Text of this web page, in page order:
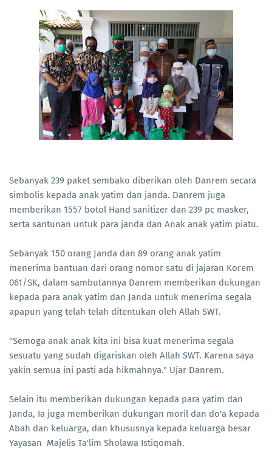
Sebanyak 239 paket sembako diberikan oleh Danrem secara
simbolis kepada anak yatim dan janda. Danrem juga
memberikan 1557 botol Hand sanitizer dan 239 pc masker,
serta santunan untuk para janda dan Anak anak yatim piatu.
Sebanyak 150 orang Janda dan 89 orang anak yatim
menerima bantuan dari orang nomor satu di jajaran Korem
061/SK, dalam sambutannya Danrem memberikan dukungan
kepada para anak yatim dan Janda untuk menerima segala
apapun yang telah telah ditentukan oleh Allah SWT.
"Semoga anak anak kita ini bisa kuat menerima segala
sesuatu yang sudah digariskan oleh Allah SWT. Karena saya
yakin semua ini pasti ada hikmahnya." Ujar Danrem.
Selain itu memberikan dukungan kepada para yatim dan
Janda, Ia juga memberikan dukungan moril dan do'a kepada
Abah dan keluarga, dan khususnya kepada keluarga besar
Yayasan Majelis Ta'lim Sholawa Istiqomah.